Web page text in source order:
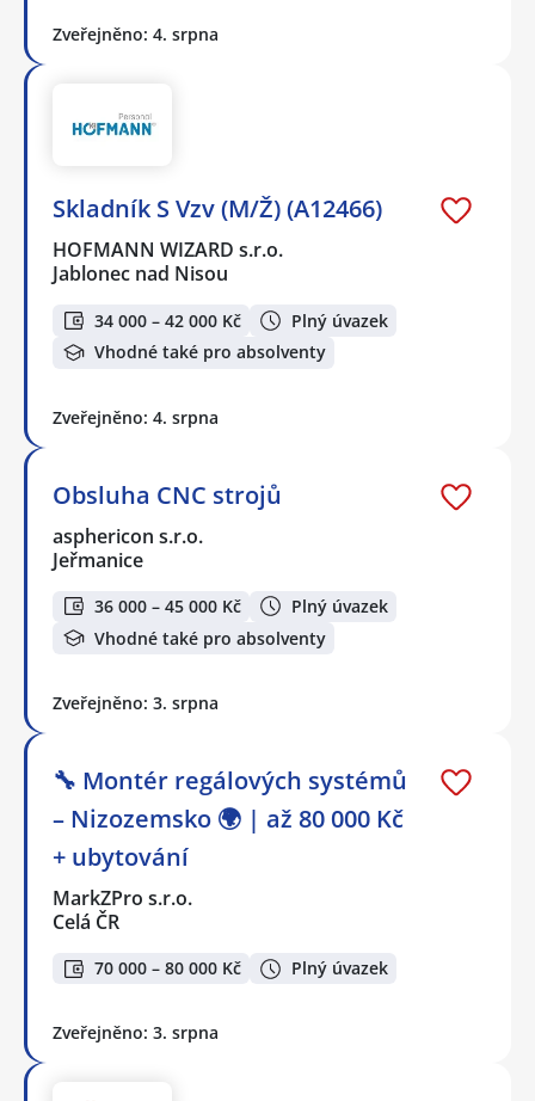
Zveřejněno: 4. srpna
Skladník S Vzv (M/Ž) (A12466)
HOFMANN WIZARD s.r.o.
Jablonec nad Nisou
34 000 – 42 000 Kč
Plný úvazek
Vhodné také pro absolventy
Zveřejněno: 4. srpna
Obsluha CNC strojů
asphericon s.r.o.
Jeřmanice
36 000 – 45 000 Kč
Plný úvazek
Vhodné také pro absolventy
Zveřejněno: 3. srpna
🔧 Montér regálových systémů
– Nizozemsko 🌍 | až 80 000 Kč
+ ubytování
MarkZPro s.r.o.
Celá ČR
70 000 – 80 000 Kč Plný úvazek
Zveřejněno: 3. srpna